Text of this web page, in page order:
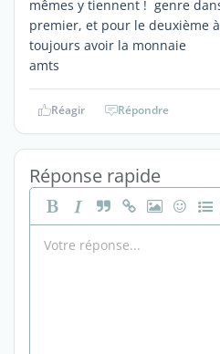
mêmes y tiennent ! genre
premier, et pour le deuxième
toujours avoir la monnaie
amts
Réagir Répondre
Réponse rapide